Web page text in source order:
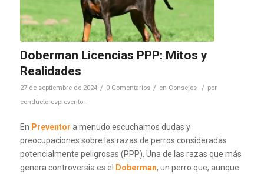
Doberman Licencias PPP: Mitos y
Realidades
27 de septiembre de 2024 / 0 Comentarios / en Consejos / por
conductorespreventor
En Preventor a menudo escuchamos dudas y
preocupaciones sobre las razas de perros consideradas
potencialmente peligrosas (PPP). Una de las razas que más
genera controversia es el
Doberman, un perro que, aunque